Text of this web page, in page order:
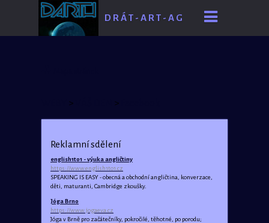
D R Á T - A R T - A G
> >
Reklamní sdělení
english1to1 - výuka angličtiny
https://www.english1to1.cz
SPEAKING IS EASY - obecná a obchodní angličtina, konverzace,
děti, maturanti, Cambridge zkoušky.
Jóga Brno
https://www.jogaeva.cz
Jóga v Brně pro začátečníky, pokročilé, těhotné, po porodu;